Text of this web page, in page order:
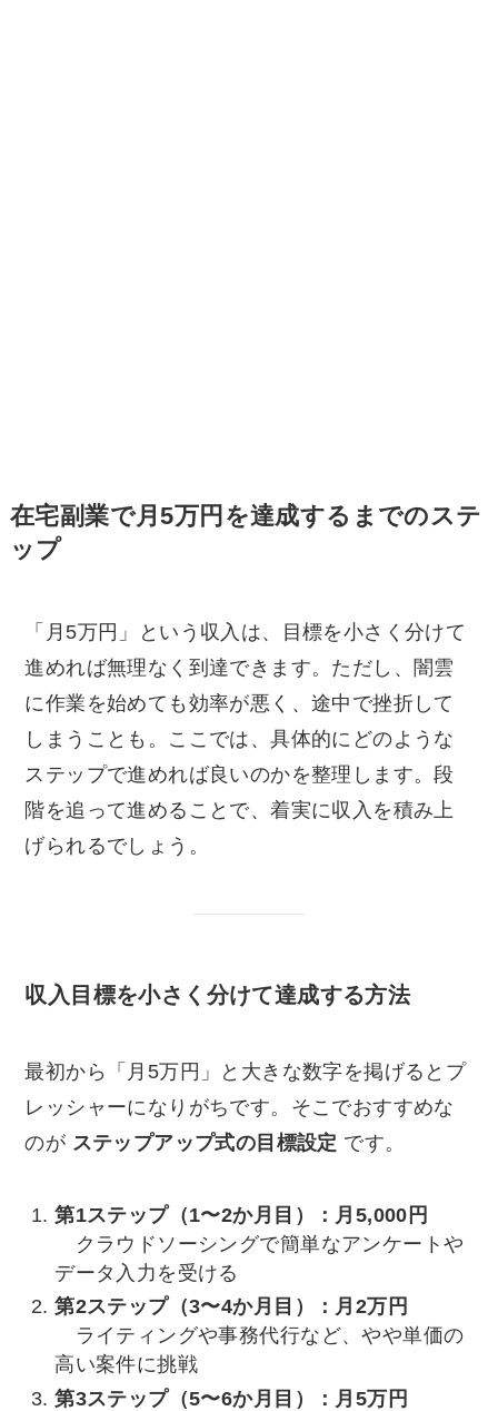
在宅副業で月5万円を達成するまでのステ
ップ
「月5万円」という収入は、目標を小さく分けて
進めれば無理なく到達できます。ただし、闇雲
に作業を始めても効率が悪く、途中で挫折して
しまうことも。ここでは、具体的にどのような
ステップで進めれば良いのかを整理します。段
階を追って進めることで、着実に収入を積み上
げられるでしょう。
収入目標を小さく分けて達成する方法
最初から「月5万円」と大きな数字を掲げるとプ
レッシャーになりがちです。そこでおすすめな
のが ステップアップ式の目標設定 です。
第1ステップ（1〜2か月目）：月5,000円
クラウドソーシングで簡単なアンケートや
データ入力を受ける
第2ステップ（3〜4か月目）：月2万円
ライティングや事務代行など、やや単価の
高い案件に挑戦
第3ステップ（5〜6か月目）：月5万円